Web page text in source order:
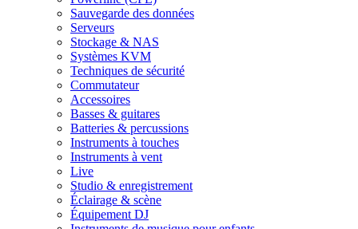
Sauvegarde des données
Serveurs
Stockage & NAS
Systèmes KVM
Techniques de sécurité
Commutateur
Accessoires
Basses & guitares
Batteries & percussions
Instruments à touches
Instruments à vent
Live
Studio & enregistrement
Éclairage & scène
Équipement DJ